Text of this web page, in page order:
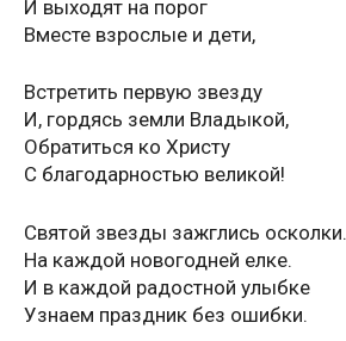
И выходят на порог
Вместе взрослые и дети,
Встретить первую звезду
И, гордясь земли Владыкой,
Обратиться ко Христу
С благодарностью великой!
Святой звезды зажглись осколки.
На каждой новогодней елке.
И в каждой радостной улыбке
Узнаем праздник без ошибки.